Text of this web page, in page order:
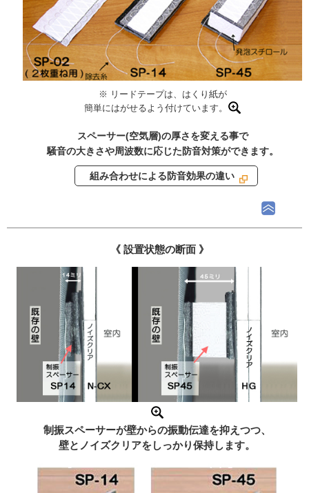
※ リードテープは、はくり紙が
簡単にはがせるよう付けています。
スペーサー(空気層)の厚さを変える事で
騒音の大きさや周波数に応じた防音対策ができます。
組み合わせによる防音効果の違い
《 設置状態の断面 》
制振スペーサーが壁からの振動伝達を抑えつつ、
壁とノイズクリアをしっかり保持します。